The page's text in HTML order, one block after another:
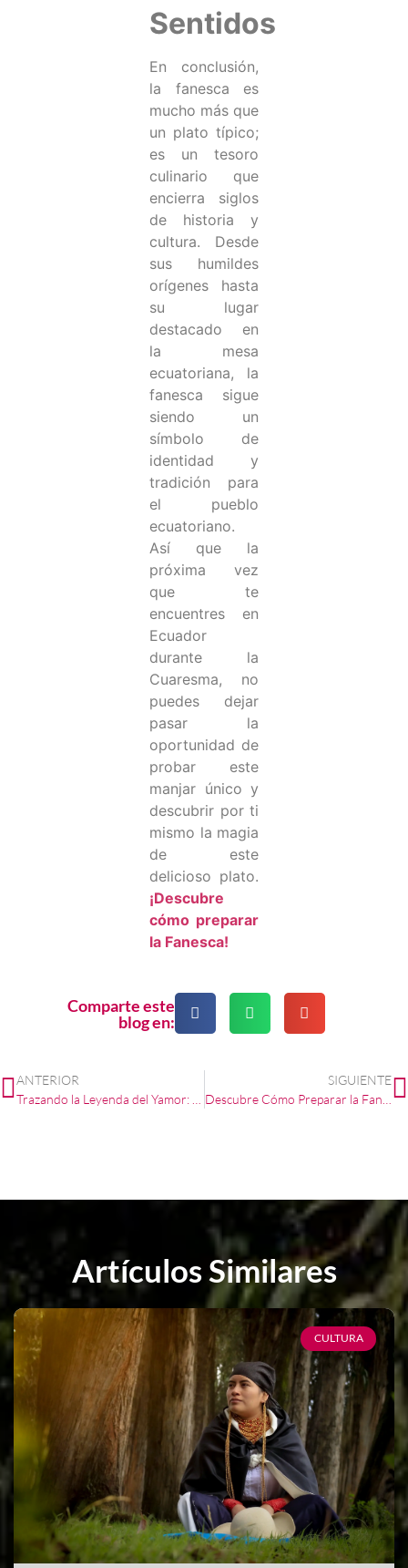
Sentidos
En conclusión,
la fanesca es
mucho más que
un plato típico;
es un tesoro
culinario que
encierra siglos
de historia y
cultura. Desde
sus humildes
orígenes hasta
su lugar
destacado en
la mesa
ecuatoriana, la
fanesca sigue
siendo un
símbolo de
identidad y
tradición para
el pueblo
ecuatoriano.
Así que la
próxima vez
que te
encuentres en
Ecuador
durante la
Cuaresma, no
puedes dejar
pasar la
oportunidad de
probar este
manjar único y
descubrir por ti
mismo la magia
de este
delicioso plato.
¡Descubre
cómo preparar
la Fanesca!
Comparte este
blog en:
ANTERIOR
Trazando la Leyenda del Yamor: Amor, Magia y Tradición en Otavalo
SIGUIENTE
Descubre Cómo Preparar la Fanesca: Una Tradición Culinaria
Artículos Similares
CULTURA